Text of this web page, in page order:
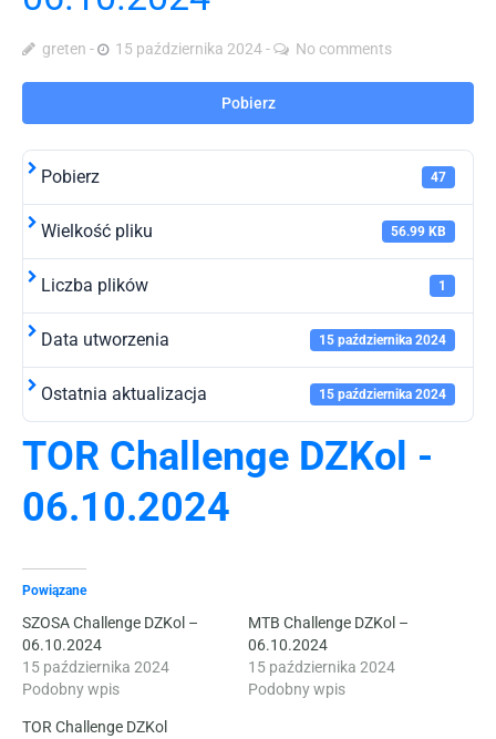
greten 15 października 2024 No comments
Pobierz
Pobierz 47
Wielkość pliku 56.99 KB
Liczba plików 1
Data utworzenia 15 października 2024
Ostatnia aktualizacja 15 października 2024
TOR Challenge DZKol -
06.10.2024
Powiązane
SZOSA Challenge DZKol –
06.10.2024
15 października 2024
Podobny wpis
MTB Challenge DZKol –
06.10.2024
15 października 2024
Podobny wpis
TOR Challenge DZKol